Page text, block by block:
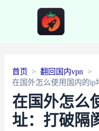
首页
翻回国内vpn
在国外怎么使用国内的ip
在国外怎么
址：打破隔